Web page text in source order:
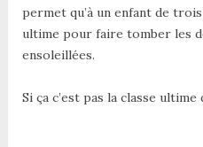
permet qu’à un enfant de
ultime pour faire tomber les
ensoleillées.
Si ça c’est pas la classe ultime